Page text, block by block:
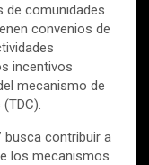
de comunidades
convenios de
incentivos
mecanismo de
busca contribuir a
los mecanismos